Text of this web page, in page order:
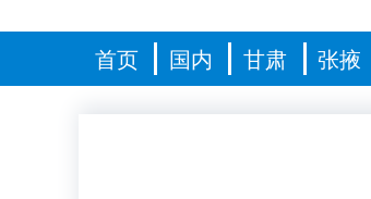
首页 国内 甘肃 张掖